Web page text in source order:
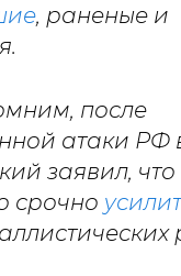
, раненые и
после
атаки РФ
заявил,
срочно